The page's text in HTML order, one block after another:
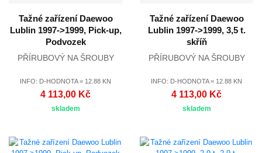
Tažné zařízení Daewoo
Lublin 1997->1999, Pick-up,
Podvozek
PŘÍRUBOVÝ NA ŠROUBY
INFO: D-HODNOTA = 12.88 KN
4 113,00 Kč
skladem
Tažné zařízení Daewoo
Lublin 1997->1999, 3,5 t.
skříň
PŘÍRUBOVÝ NA ŠROUBY
INFO: D-HODNOTA = 12.88 KN
4 113,00 Kč
skladem